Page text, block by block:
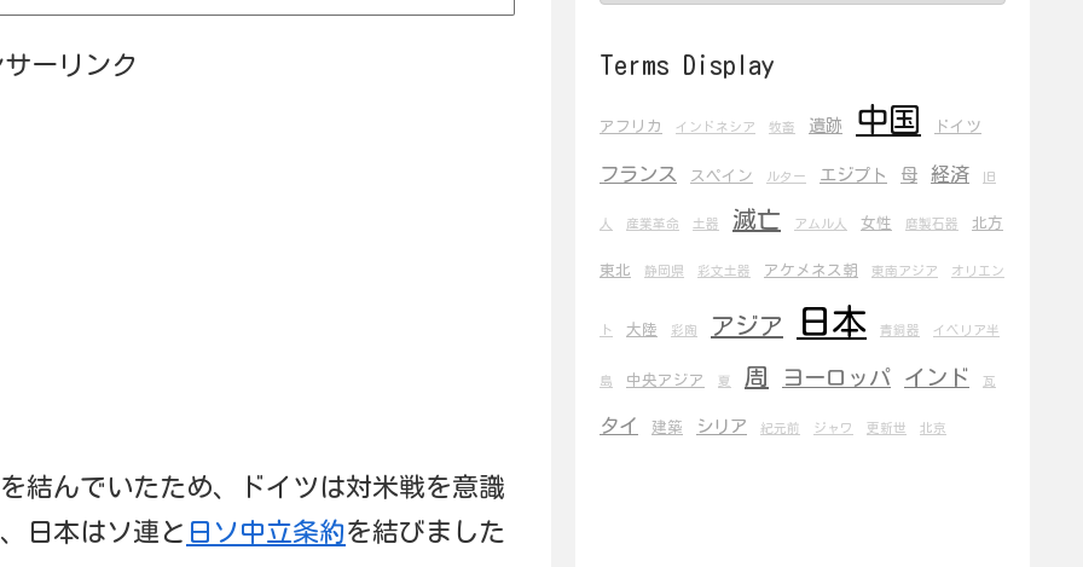
ーリンク
結んでいたため、ドイツは対米戦を意識
日本はソ連と 日ソ中立条約を結びました
Terms Display
アフリカ インドネシア 牧畜 遺跡 中国 ドイツ
フランス スペイン ルター エジプト 母 経済 旧
人 産業革命 土器 滅亡 アムル人 女性 磨製石器 北方
東北 静岡県 彩文土器 アケメネス朝 東南アジア オリエン
ト 大陸 彩陶 アジア 日本 青銅器 イベリア半
島 中央アジア 夏 周 ヨーロッパ インド 瓦
タイ 建築 シリア 紀元前 ジャワ 更新世 北京